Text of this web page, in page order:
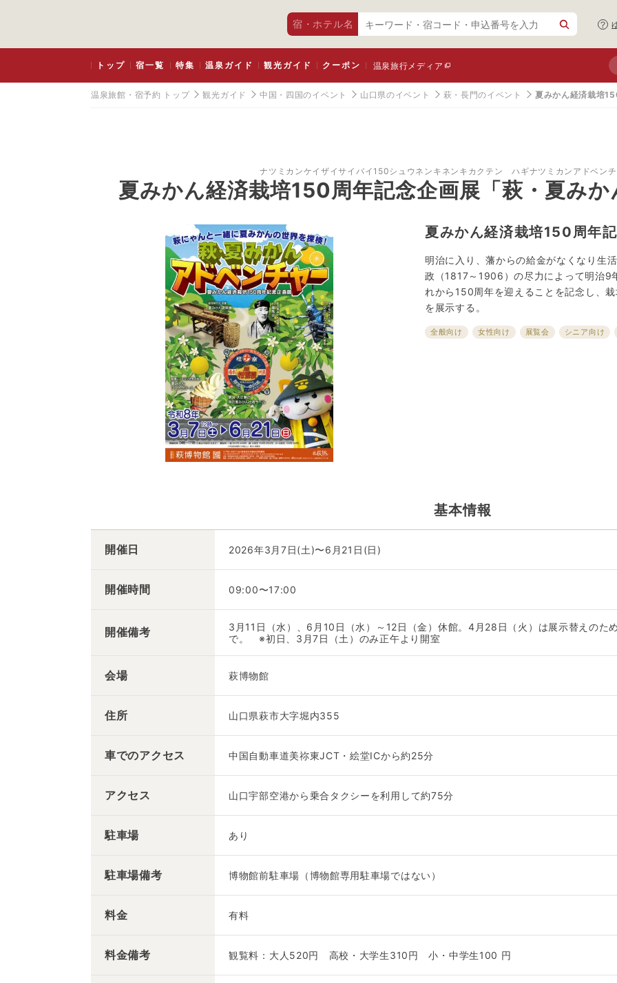
宿・ホテル名
トップ 宿一覧 特集 温泉ガイド 観光ガイド クーポン 温泉旅行メディア
温泉旅館・宿予約 トップ 観光ガイド 中国・四国のイベント 山口県のイベント 萩・長門のイベント 夏みかん経済栽培
ナツミカンケイザイサイバイ150シュウネンキネンキカクテン ハギナツミカンアドベン
夏みかん経済栽培150周年記念企画展「萩・夏み
夏みかん経済栽培150周年
明治に入り、藩からの給金がなくなり生
政（1817～1906）の尽力によって明治9
れから150周年を迎えることを記念し、
を展示する。
全般向け 女性向け 展覧会 シニア向け
基本情報
開催日 2026年3月7日(土)〜6月21日(日)
開催時間 09:00〜17:00
開催備考
3月11日（水）、6月10日（水）～12日（金）休館。4月28日（火）は展示替えのた
で。 ※初日、3月7日（土）のみ正午より開室
会場 萩博物館
住所 山口県萩市大字堀内355
車でのアクセス 中国自動車道美祢東JCT・絵堂ICから約25分
アクセス 山口宇部空港から乗合タクシーを利用して約75分
駐車場 あり
駐車場備考 博物館前駐車場（博物館専用駐車場ではない）
料金 有料
料金備考 観覧料：大人520円 高校・大学生310円 小・中学生100 円